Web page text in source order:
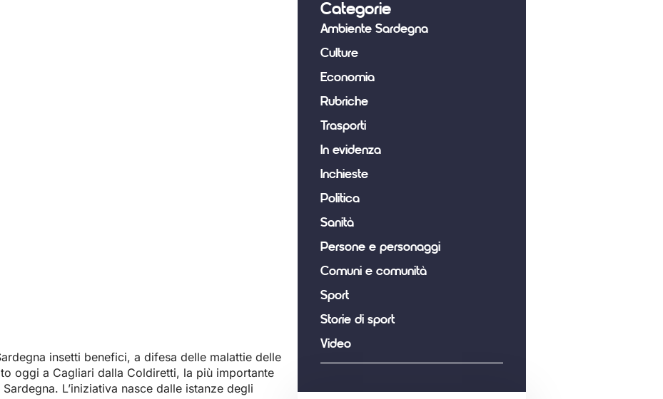
insetti benefici, a difesa delle malattie delle
oggi a Cagliari dalla Coldiretti, la più importante
L’iniziativa nasce dalle istanze degli
Categorie
Ambiente Sardegna
Culture
Economia
Rubriche
Trasporti
In evidenza
Inchieste
Politica
Sanità
Persone e personaggi
Comuni e comunità
Sport
Storie di sport
Video